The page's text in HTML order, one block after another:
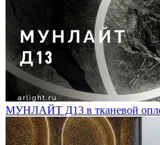
МУНЛАЙТ Д13 в тканевой